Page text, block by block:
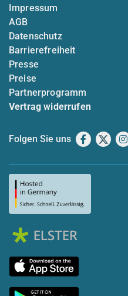
Impressum
AGB
Datenschutz
Barrierefreiheit
Presse
Preise
Partnerprogramm
Vertrag widerrufen
Folgen Sie uns Facebook
X